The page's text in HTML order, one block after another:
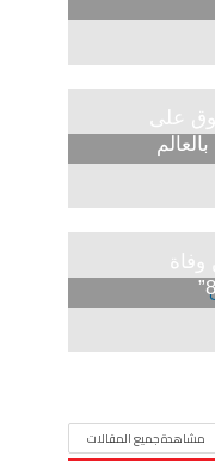
على
مشاهدة جميع المقالات